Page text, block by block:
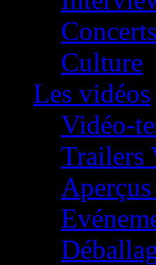
Concerts
Culture
Les vidéos
Vidéo-
Trailers